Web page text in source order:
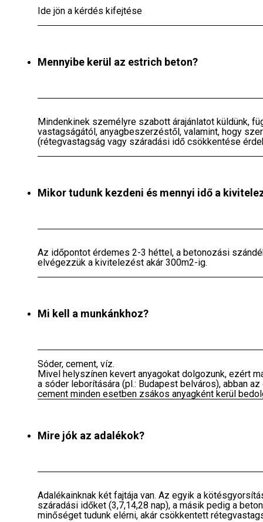
Ide jön a kérdés kifejtése
Mennyibe kerül az estrich beton?
Mindenkinek személyre szabott árajánlatot küldünk,
vastagságától, anyagbeszerzéstől, valamint, hogy
(rétegvastagság vagy száradási idő csökkentése
Mikor tudunk kezdeni és mennyi idő a
Az időpontot érdemes 2-3 héttel, a betonozási
elvégezzük a kivitelezést akár 300m2-ig.
Mi kell a munkánkhoz?
Sóder, cement, víz.
Mivel helyszínen kevert anyagokat dolgozunk, ezért
a sóder leborítására (pl.: Budapest belváros), abban
cement minden esetben zsákos anyagként kerül
Mire jók az adalékok?
Adalékainknak két fajtája van. Az egyik a
száradási időket (3,7,14,28 nap), a másik pedig a
minőséget tudunk elérni, akár csökkentett